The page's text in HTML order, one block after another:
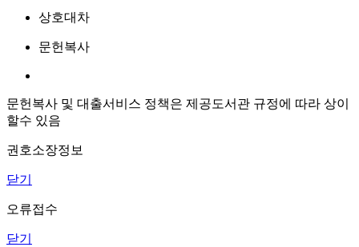
상호대차
문헌복사
문헌복사 및 대출서비스 정책은 제공도서관 규정에 따라 상이
할수 있음
권호소장정보
닫기
오류접수
닫기